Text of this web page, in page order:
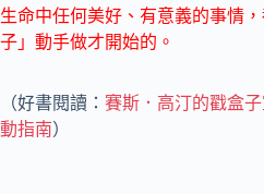
生命中任何美好、有意義的事情
子」動手做才開始的。
（好書閱讀： 賽斯．高汀的戳盒
動指南）